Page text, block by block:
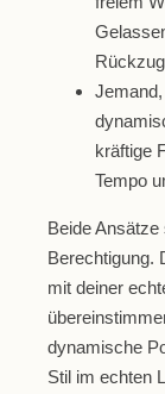
kräftige
Tempo
Beide
Berechtigung.
mit deiner
dynamische
Stil im echten